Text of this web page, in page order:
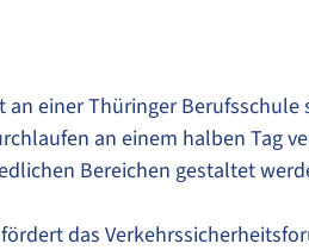
an einer Thüringer
an einem halben Tag
Bereichen gestaltet
das